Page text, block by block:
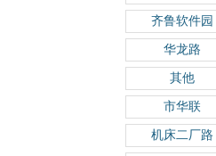
齐鲁软件园
华龙路
其他
市华联
机床二厂路